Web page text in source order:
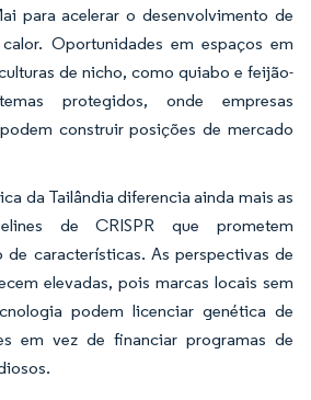
para acelerar o desenvolvimento de
Oportunidades em espaços em
de nicho, como quiabo e feijão-
protegidos, onde empresas
construir posições de mercado
da Tailândia diferencia ainda mais as
de CRISPR que prometem
de características. As perspectivas de
elevadas, pois marcas locais sem
podem licenciar genética de
em vez de financiar programas de